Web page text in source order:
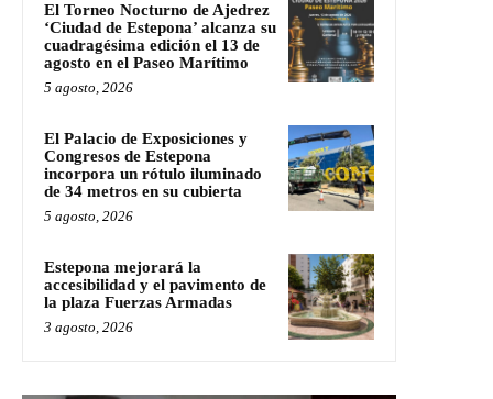
El Torneo Nocturno de Ajedrez
‘Ciudad de Estepona’ alcanza su
cuadragésima edición el 13 de
agosto en el Paseo Marítimo
5 agosto, 2026
El Palacio de Exposiciones y
Congresos de Estepona
incorpora un rótulo iluminado
de 34 metros en su cubierta
5 agosto, 2026
Estepona mejorará la
accesibilidad y el pavimento de
la plaza Fuerzas Armadas
3 agosto, 2026